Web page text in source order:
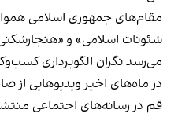
مقام‌های جمهوری اسلامی
شئونات اسلامی» و
می‌رسد نگران الگوبرداری
در ماه‌های اخیر ویدیوهایی از
قم در رسانه‌های اجتماعی